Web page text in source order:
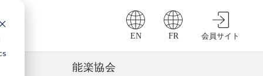
EN FR 会員サイト
能楽協会